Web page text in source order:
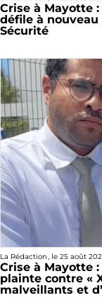
Crise à Mayotte
défile à nouveau
Sécurité
La Rédaction, le 25 août
Crise à Mayotte
plainte contre «
malveillants et